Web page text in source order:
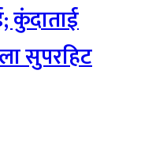
कुंदाताई
सुपरहिट